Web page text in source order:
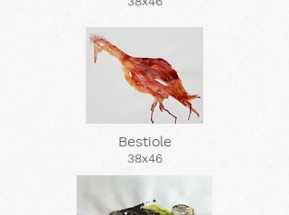
Bestiole
38x46